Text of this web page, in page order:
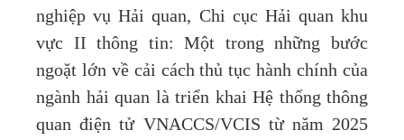
nghiệp vụ Hải quan, Chi cục Hải quan khu
vực II thông tin: Một trong những bước
ngoặt lớn về cải cách thủ tục hành chính của
ngành hải quan là triển khai Hệ thống thông
quan điện tử VNACCS/VCIS từ năm 2025